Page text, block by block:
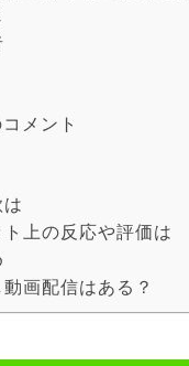
メント
上の反応や評価は
画配信はある？